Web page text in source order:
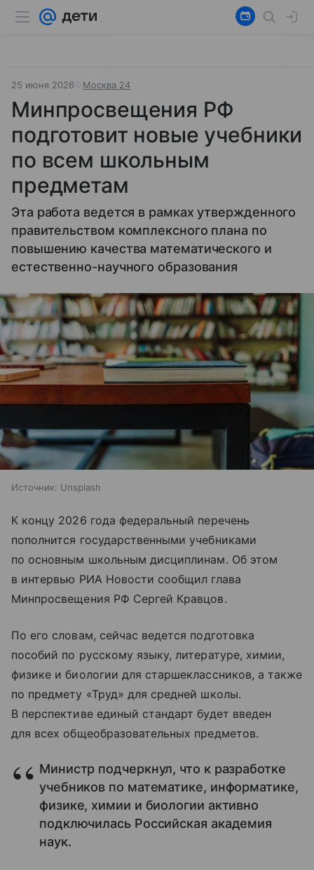
25 июня 2026 Москва 24
Минпросвещения РФ
подготовит новые учебники
по всем школьным
предметам
Эта работа ведется в рамках утвержденного
правительством комплексного плана по
повышению качества математического и
естественно-научного образования
Источник: Unsplash
К концу 2026 года федеральный перечень
пополнится государственными учебниками
по основным школьным дисциплинам. Об этом
в интервью РИА Новости сообщил глава
Минпросвещения РФ Сергей Кравцов.
По его словам, сейчас ведется подготовка
пособий по русскому языку, литературе, химии,
физике и биологии для старшеклассников, а также
по предмету «Труд» для средней школы.
В перспективе единый стандарт будет введен
для всех общеобразовательных предметов.
Министр подчеркнул, что к разработке
учебников по математике, информатике,
физике, химии и биологии активно
подключилась Российская академия
наук.